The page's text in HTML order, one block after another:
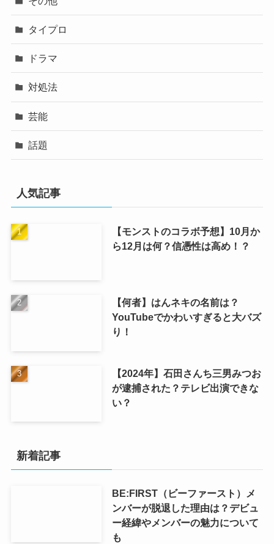
タイプロ
ドラマ
対処法
芸能
話題
人気記事
【モンストのコラボ予想】10月か
ら12月は何？信憑性は高め！？
【何者】はんネキの名前は？
YouTubeでかわいすぎると大バズ
り！
【2024年】石田さんち三男みつお
が逮捕された？テレビ出演できな
い？
新着記事
BE:FIRST（ビーファースト）メ
ンバーが脱退した理由は？デビュ
ー経緯やメンバーの魅力について
も